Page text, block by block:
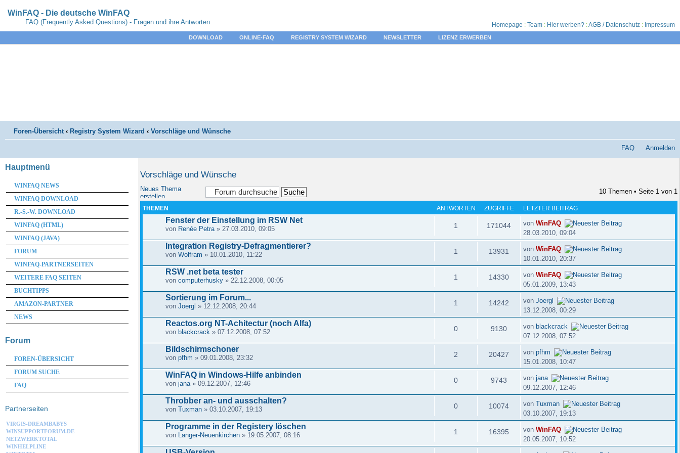
WinFAQ - Die deutsche WinFAQ
FAQ (Frequently Asked Questions) - Fragen und ihre Antworten Homepage : Team : Hier werben? :AGB / Datenschutz : Impressum
DOWNLOAD ONLINE-FAQ REGISTRY SYSTEM WIZARD NEWSLETTER LIZENZ ERWERBEN
Foren-Übersicht ‹ Registry System Wizard ‹ Vorschläge und Wünsche
FAQ Anmelden
Vorschläge und Wünsche
Neues Thema
erstellen
10 Themen • Seite 1 von 1
THEMEN ANTWORTEN ZUGRIFFE LETZTER BEITRAG
Fenster der Einstellung im RSW Net
von Renée Petra» 27.03.2010, 09:05 1 171044 vonWinFAQ
28.03.2010, 09:04
Integration Registry-Defragmentierer?
vonWolfram » 10.01.2010, 11:22 1 13931 vonWinFAQ
10.01.2010, 20:37
RSW .net beta tester
voncomputerhusky » 22.12.2008, 00:05 1 14330 vonWinFAQ
05.01.2009, 13:43
Sortierung im Forum...
vonJoergl » 12.12.2008, 20:44 1 14242 vonJoergl
13.12.2008, 00:29
Reactos.org NT-Achitectur (noch Alfa)
von blackcrack » 07.12.2008, 07:52 0 9130 von blackcrack
07.12.2008, 07:52
Bildschirmschoner
vonpfhm » 09.01.2008, 23:32 2 20427 vonpfhm
15.01.2008, 10:47
WinFAQ in Windows-Hilfe anbinden
vonjana» 09.12.2007, 12:46 0 9743 vonjana
09.12.2007, 12:46
Throbber an- und ausschalten?
vonTuxman » 03.10.2007, 19:13 0 10074 vonTuxman
03.10.2007, 19:13
Programme in der Registery löschen
von Langer-Neuenkirchen » 19.05.2007, 08:16 1 16395 vonWinFAQ
20.05.2007, 10:52
Hauptmenü
WINFAQ NEWS
WINFAQ DOWNLOAD
R.-S.-W. DOWNLOAD
WINFAQ (HTML)
WINFAQ (JAVA)
FORUM
WINFAQ-PARTNERSEITEN
WEITERE FAQ SEITEN
BUCHTIPPS
AMAZON-PARTNER
NEWS
Forum
FOREN-ÜBERSICHT
FORUM SUCHE
FAQ
Partnerseiten
VIRGIS-DREAMBABYS
WINSUPPORTFORUM.DE
NETZWERKTOTAL
WINHELPLINE